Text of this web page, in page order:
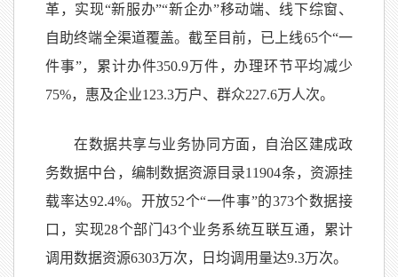
革，实现“新服办”“新企办”移动端、线下综窗、
自助终端全渠道覆盖。截至目前，已上线65个“一
件事”，累计办件350.9万件，办理环节平均减少
75%，惠及企业123.3万户、群众227.6万人次。
在数据共享与业务协同方面，自治区建成政
务数据中台，编制数据资源目录11904条，资源挂
载率达92.4%。开放52个“一件事”的373个数据接
口，实现28个部门43个业务系统互联互通，累计
调用数据资源6303万次，日均调用量达9.3万次。